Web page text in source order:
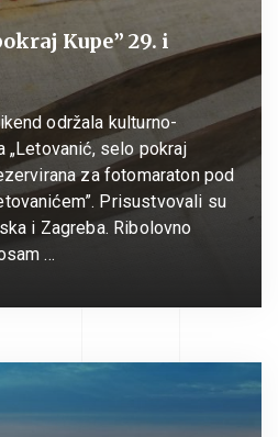
Kupe” 29. i
održala kulturno-
selo pokraj
za fotomaraton pod
Prisustvovali su
i Zagreba. Ribolovno
…